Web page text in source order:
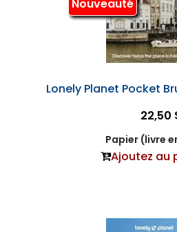
Nouveauté
Lonely Planet Pocket
22,50
Papier (livre
Ajoutez au